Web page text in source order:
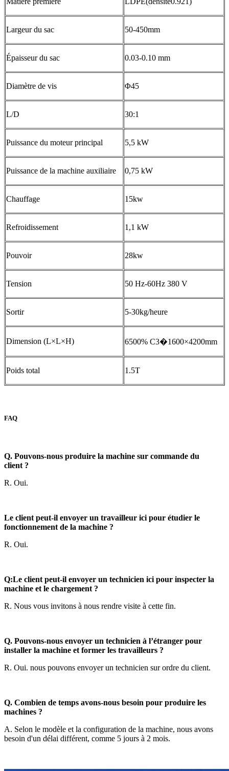
Largeur du sac 50-450mm
Épaisseur du sac 0.03-0.10 mm
Diamètre de vis Φ45
L/D 30:1
Puissance du moteur principal 5,5 kW
Puissance de la machine auxiliaire 0,75 kW
Chauffage 15kw
Refroidissement 1,1 kW
Pouvoir 28kw
Tension 50 Hz-60Hz 380 V
Sortir 5-30kg/heure
Dimension (L×L×H) 6500% C3�1600×4200mm
Poids total 1.5T
FAQ
Q. Pouvons-nous produire la machine sur commande du
client ?
R. Oui.
Le client peut-il envoyer un travailleur ici pour étudier le
fonctionnement de la machine ?
R. Oui.
Q:Le client peut-il envoyer un technicien ici pour inspecter la
machine et le chargement ?
R. Nous vous invitons à nous rendre visite à cette fin.
Q. Pouvons-nous envoyer un technicien à l’étranger pour
installer la machine et former les travailleurs ?
R. Oui. nous pouvons envoyer un technicien sur ordre du client.
Q. Combien de temps avons-nous besoin pour produire les
machines ?
A. Selon le modèle et la configuration de la machine, nous avons
besoin d'un délai différent, comme 5 jours à 2 mois.